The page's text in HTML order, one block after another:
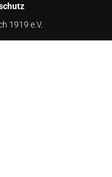
1919 e.V.